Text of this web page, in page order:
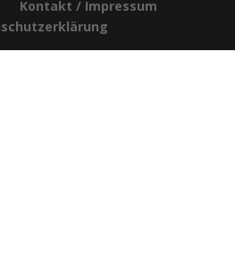
Kontakt / Impressum